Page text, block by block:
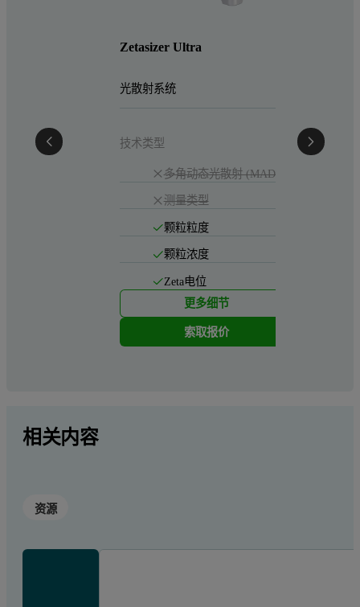
Zetasizer Ultra
光散射系统
技术类型
多角动态光散射 (MADLS)
测量类型
颗粒粒度
颗粒浓度
Zeta电位
更多细节
索取报价
相关内容
资源